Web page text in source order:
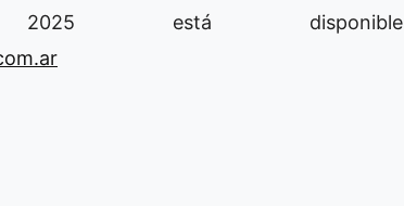
está disponible